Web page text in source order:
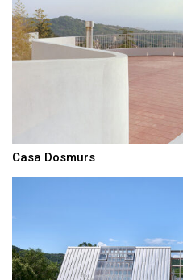
Casa Dosmurs